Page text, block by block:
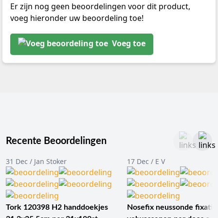
Er zijn nog geen beoordelingen voor dit product,
voeg hieronder uw beoordeling toe!
Voeg toe
Recente Beoordelingen
31 Dec / Jan Stoker
Tork 120398 H2 handdoekjes
17 Dec / E V
Nosefix neussonde